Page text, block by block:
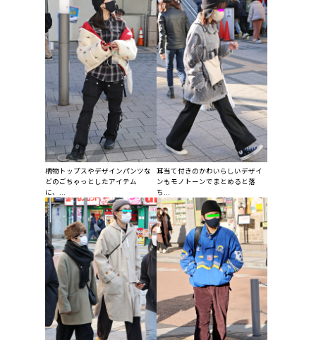
柄物トップスやデザインパンツな
どのごちゃっとしたアイテム
に、...
耳当て付きのかわいらしいデザイ
ンもモノトーンでまとめると落
ち...